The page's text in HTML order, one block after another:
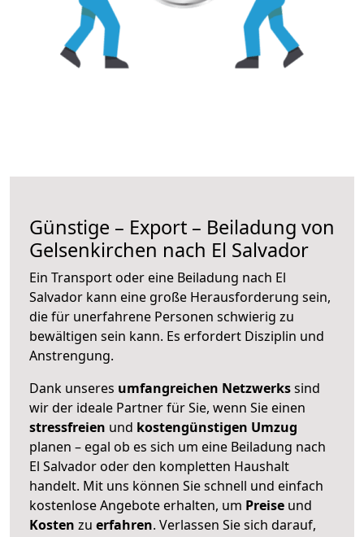
Günstige – Export – Beiladung von
Gelsenkirchen nach El Salvador
Ein Transport oder eine Beiladung nach El
Salvador kann eine große Herausforderung sein,
die für unerfahrene Personen schwierig zu
bewältigen sein kann. Es erfordert Disziplin und
Anstrengung.
Dank unseres umfangreichen Netzwerkssind
wir der ideale Partner für Sie, wenn Sie einen
stressfreien und kostengünstigen Umzug
planen – egal ob es sich um eine Beiladung nach
El Salvador oder den kompletten Haushalt
handelt. Mit uns können Sie schnell und einfach
kostenlose Angebote erhalten, um Preise und
Kosten zu erfahren. Verlassen Sie sich darauf,